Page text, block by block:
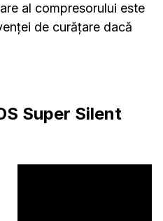
al compresorului este
de curățare dacă
Super Silent